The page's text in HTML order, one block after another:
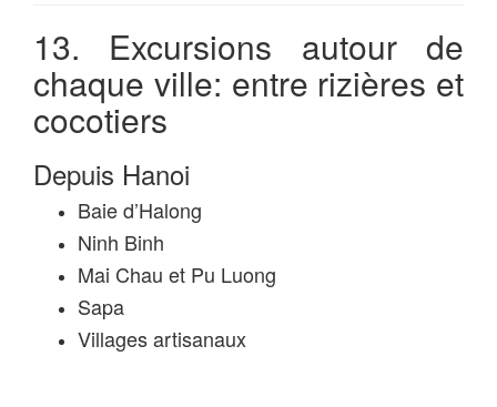
13. Excursions autour de
chaque ville: entre rizières et
cocotiers
Depuis Hanoi
Baie d’Halong
Ninh Binh
Mai Chau et Pu Luong
Sapa
Villages artisanaux